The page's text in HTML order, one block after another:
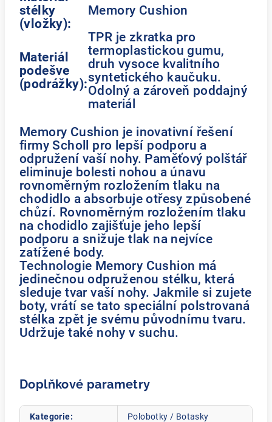
stélky
(vložky):
Memory Cushion
Materiál
podešve
(podrážky):
TPR je zkratka pro
termoplastickou gumu,
druh vysoce kvalitního
syntetického kaučuku.
Odolný a zároveň poddajný
materiál
Memory Cushion je inovativní řešení
firmy Scholl pro lepší podporu a
odpružení vaší nohy. Paměťový polštář
eliminuje bolesti nohou a únavu
rovnoměrným rozložením tlaku na
chodidlo a absorbuje otřesy způsobené
chůzí. Rovnoměrným rozložením tlaku
na chodidlo zajišťuje jeho lepší
podporu a snižuje tlak na nejvíce
zatížené body.
Technologie Memory Cushion má
jedinečnou odpruženou stélku, která
sleduje tvar vaší nohy. Jakmile si zujete
boty, vrátí se tato speciální polstrovaná
stélka zpět je svému původnímu tvaru.
Udržuje také nohy v suchu.
Doplňkové parametry
Kategorie: Polobotky / Botasky